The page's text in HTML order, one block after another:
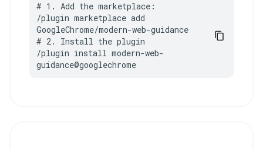
# 1. Add the marketplace:
/plugin marketplace add
GoogleChrome/modern-web-guidance
# 2. Install the plugin
/plugin install modern-web-
guidance@googlechrome